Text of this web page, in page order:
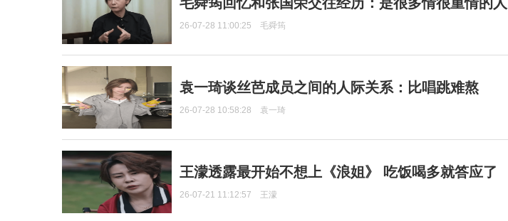
26-07-28 11:00:25 毛舜筠
袁一琦谈丝芭成员之间的人际关系：比唱跳难熬
26-07-28 10:58:28 袁一琦
王濛透露最开始不想上《浪姐》 吃饭喝多就答应了
26-07-21 11:12:57 王濛